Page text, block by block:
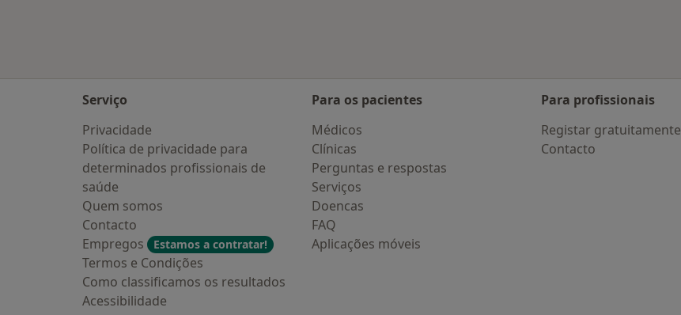
Serviço
Privacidade
Política de privacidade para
determinados profissionais de
saúde
Quem somos
Contacto
Empregos
Estamos a contratar!
Termos e Condições
Como classificamos os resultados
Acessibilidade
Para os pacientes
Médicos
Clínicas
Perguntas e respostas
Serviços
Doencas
FAQ
Aplicações móveis
Para profissionais
Registar gratuitamente
Contacto